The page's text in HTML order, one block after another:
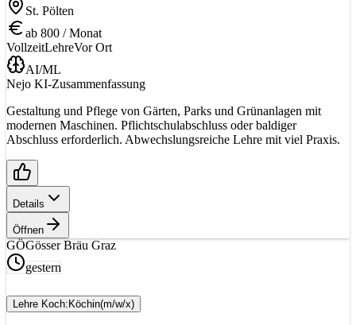
St. Pölten
ab 800 / Monat
VollzeitLehreVor Ort
AI/ML
Nejo KI-Zusammenfassung
Gestaltung und Pflege von Gärten, Parks und Grünanlagen mit
modernen Maschinen. Pflichtschulabschluss oder baldiger
Abschluss erforderlich. Abwechslungsreiche Lehre mit viel Praxis.
Details
Öffnen
GÖGösser Bräu Graz
gestern
Lehre Koch:Köchin(m/w/x)